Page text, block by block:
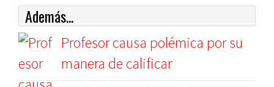
Además...
Profesor causa polémica por su
manera de calificar